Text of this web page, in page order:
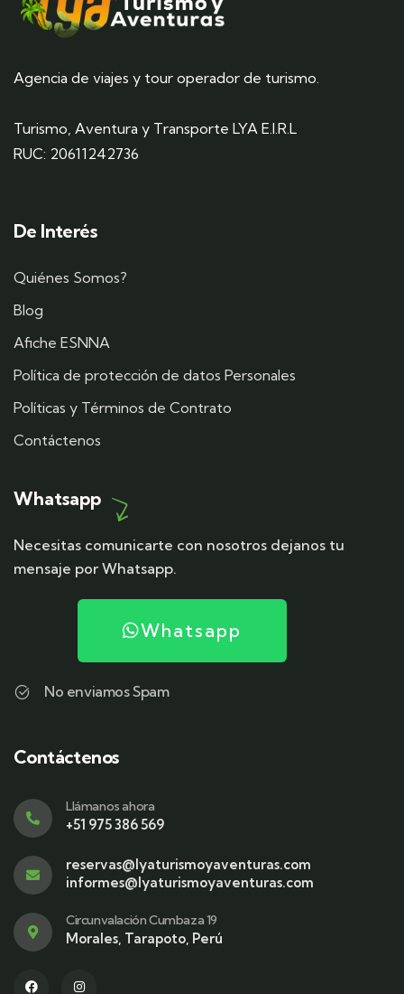
Agencia de viajes y tour operador de turismo.
Turismo, Aventura y Transporte LYA E.I.R.L
RUC: 20611242736
De Interés
Quiénes Somos?
Blog
Afiche ESNNA
Política de protección de datos Personales
Políticas y Términos de Contrato
Contáctenos
Whatsapp
Necesitas comunicarte con nosotros dejanos tu
mensaje por Whatsapp.
Whatsapp
No enviamos Spam
Contáctenos
Llámanos ahora
+51 975 386 569
reservas@lyaturismoyaventuras.com
informes@lyaturismoyaventuras.com
Circunvalación Cumbaza 19
Morales, Tarapoto, Perú